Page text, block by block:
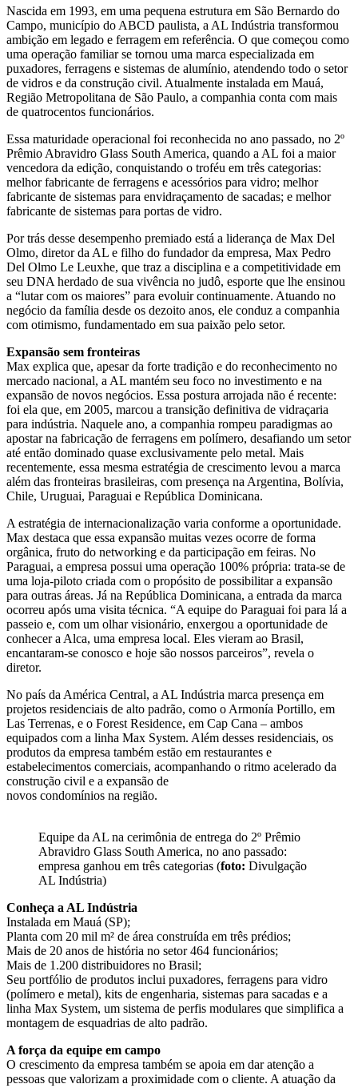
Nascida em 1993, em uma pequena estrutura em São Bernardo do
Campo, município do ABCD paulista, a AL Indústria transformou
ambição em legado e ferragem em referência. O que começou como
uma operação familiar se tornou uma marca especializada em
puxadores, ferragens e sistemas de alumínio, atendendo todo o setor
de vidros e da construção civil. Atualmente instalada em Mauá,
Região Metropolitana de São Paulo, a companhia conta com mais
de quatrocentos funcionários.
Essa maturidade operacional foi reconhecida no ano passado, no 2º
Prêmio Abravidro Glass South America, quando a AL foi a maior
vencedora da edição, conquistando o troféu em três categorias:
melhor fabricante de ferragens e acessórios para vidro; melhor
fabricante de sistemas para envidraçamento de sacadas; e melhor
fabricante de sistemas para portas de vidro.
Por trás desse desempenho premiado está a liderança de Max Del
Olmo, diretor da AL e filho do fundador da empresa, Max Pedro
Del Olmo Le Leuxhe, que traz a disciplina e a competitividade em
seu DNA herdado de sua vivência no judô, esporte que lhe ensinou
a “lutar com os maiores” para evoluir continuamente. Atuando no
negócio da família desde os dezoito anos, ele conduz a companhia
com otimismo, fundamentado em sua paixão pelo setor.
Expansão sem fronteiras
Max explica que, apesar da forte tradição e do reconhecimento no
mercado nacional, a AL mantém seu foco no investimento e na
expansão de novos negócios. Essa postura arrojada não é recente:
foi ela que, em 2005, marcou a transição definitiva de vidraçaria
para indústria. Naquele ano, a companhia rompeu paradigmas ao
apostar na fabricação de ferragens em polímero, desafiando um setor
até então dominado quase exclusivamente pelo metal. Mais
recentemente, essa mesma estratégia de crescimento levou a marca
além das fronteiras brasileiras, com presença na Argentina, Bolívia,
Chile, Uruguai, Paraguai e República Dominicana.
A estratégia de internacionalização varia conforme a oportunidade.
Max destaca que essa expansão muitas vezes ocorre de forma
orgânica, fruto do networking e da participação em feiras. No
Paraguai, a empresa possui uma operação 100% própria: trata-se de
uma loja-piloto criada com o propósito de possibilitar a expansão
para outras áreas. Já na República Dominicana, a entrada da marca
ocorreu após uma visita técnica. “A equipe do Paraguai foi para lá a
passeio e, com um olhar visionário, enxergou a oportunidade de
conhecer a Alca, uma empresa local. Eles vieram ao Brasil,
encantaram-se conosco e hoje são nossos parceiros”, revela o
diretor.
No país da América Central, a AL Indústria marca presença em
projetos residenciais de alto padrão, como o Armonía Portillo, em
Las Terrenas, e o Forest Residence, em Cap Cana – ambos
equipados com a linha Max System. Além desses residenciais, os
produtos da empresa também estão em restaurantes e
estabelecimentos comerciais, acompanhando o ritmo acelerado da
construção civil e a expansão de
novos condomínios na região.
Equipe da AL na cerimônia de entrega do 2º Prêmio
Abravidro Glass South America, no ano passado:
empresa ganhou em três categorias (foto: Divulgação
AL Indústria)
Conheça a AL Indústria
Instalada em Mauá (SP);
Planta com 20 mil m² de área construída em três prédios;
Mais de 20 anos de história no setor 464 funcionários;
Mais de 1.200 distribuidores no Brasil;
Seu portfólio de produtos inclui puxadores, ferragens para vidro
(polímero e metal), kits de engenharia, sistemas para sacadas e a
linha Max System, um sistema de perfis modulares que simplifica a
montagem de esquadrias de alto padrão.
A força da equipe em campo
O crescimento da empresa também se apoia em dar atenção a
pessoas que valorizam a proximidade com o cliente. A atuação da